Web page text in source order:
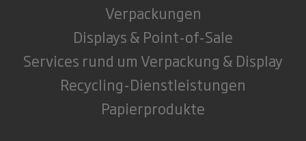
Verpackungen
Displays & Point-of-Sale
Services rund um Verpackung & Display
Recycling-Dienstleistungen
Papierprodukte